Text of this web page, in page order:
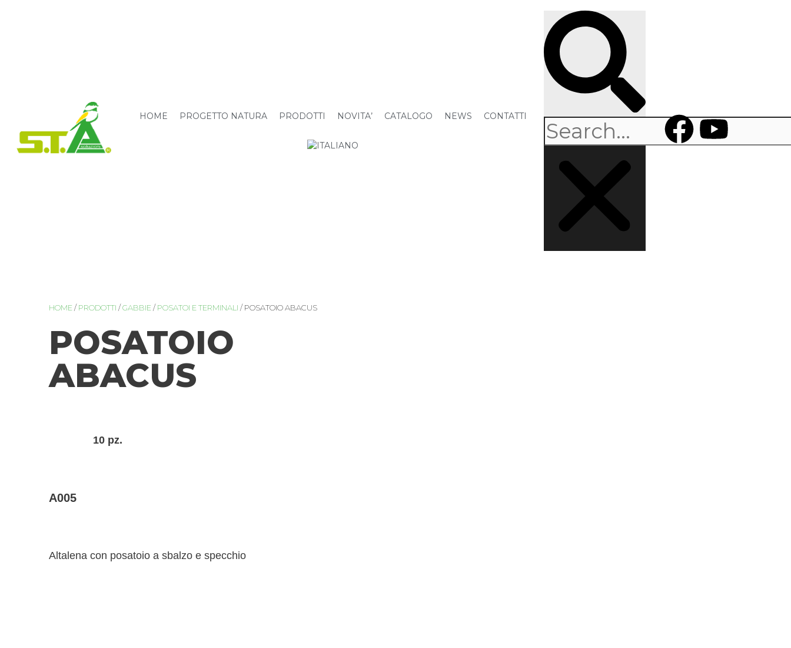
HOME PROGETTO NATURA PRODOTTI NOVITA’ CATALOGO NEWS CONTATTI
HOME/ PRODOTTI /GABBIE/ POSATOI E TERMINALI / POSATOIO ABACUS
POSATOIO
ABACUS
10 pz.
A005
Altalena con posatoio a sbalzo e specchio